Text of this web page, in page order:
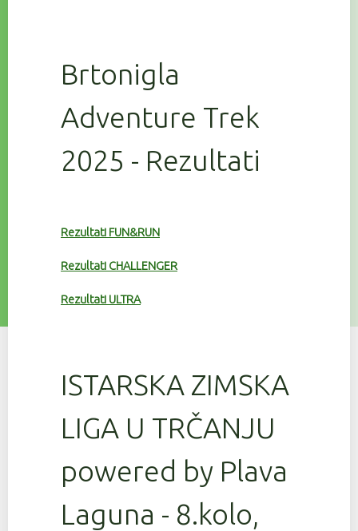
Brtonigla
Adventure Trek
2025 - Rezultati
Rezultati FUN&RUN
Rezultati CHALLENGER
Rezultati ULTRA
ISTARSKA ZIMSKA
LIGA U TRČANJU
powered by Plava
Laguna - 8.kolo,